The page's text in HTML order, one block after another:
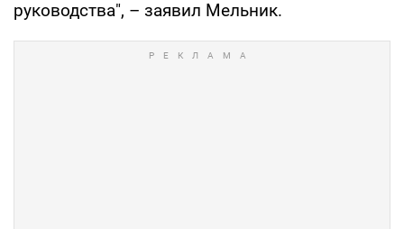
руководства", – заявил Мельник.